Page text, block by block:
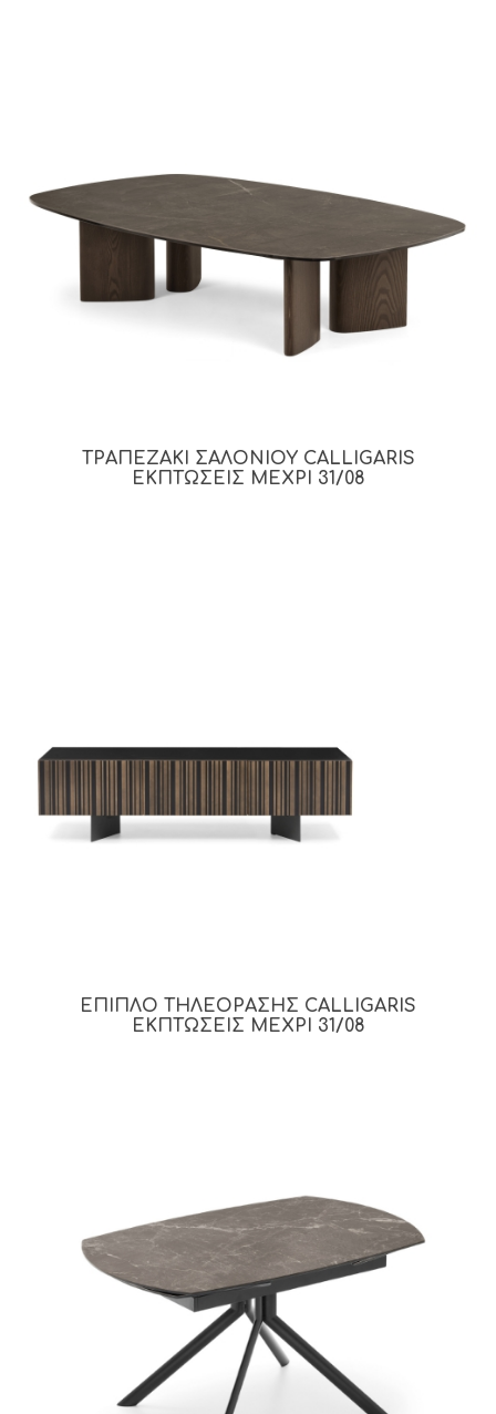
ΤΡΑΠΕΖΑΚΙ ΣΑΛΟΝΙΟΥ CALLIGARIS
ΕΚΠΤΩΣΕΙΣ ΜΕΧΡΙ 31/08
ΕΠΙΠΛΟ ΤΗΛΕΟΡΑΣΗΣ CALLIGARIS
ΕΚΠΤΩΣΕΙΣ ΜΕΧΡΙ 31/08